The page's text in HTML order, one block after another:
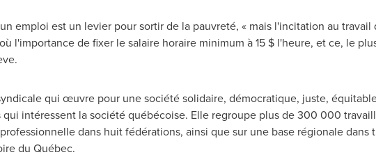
emploi est un levier pour sortir de la pauvreté, « mais l'incitation au travail
l'importance de fixer le salaire horaire minimum à 15 $ l'heure, et ce, le
qui œuvre pour une société solidaire, démocratique, juste,
intéressent la société québécoise. Elle regroupe plus de 300 000
dans huit fédérations, ainsi que sur une base régionale dans
du Québec.